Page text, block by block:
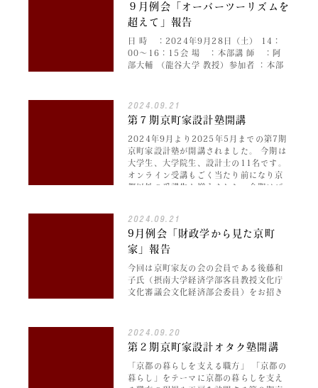
９月例会「オーバーツーリズムを
超えて」報告
日 時 ：2024年9月28日（土） 14：
00～16：15会 場 ：本部講 師 ：阿
部大輔 （龍谷大学 教授）参加者 ：本部
阿部先生をお招き…
2024.09.21
第７期京町家設計塾開講
2024年9月より2025年5月までの第7期
京町家設計塾が開講されました。 今期は
大学生、大学院生、設計士の11名です。
オンライン受講もごく当たり前になり京
都以外の受講生も増えました。今期はど
2024.09.21
9月例会「財政学から見た京町
家」報告
今回は京町家友の会の会員である後藤和
子氏（摂南大学経済学部客員教授文化庁
文化審議会文化経済部会委員）をお招き
としての視点）から 財政や経済を、そし
2024.09.20
第２期京町家設計オタク塾開講
「京都の暮らしを支える職方」 「京都の
暮らし」をテーマに京都の暮らしを支え